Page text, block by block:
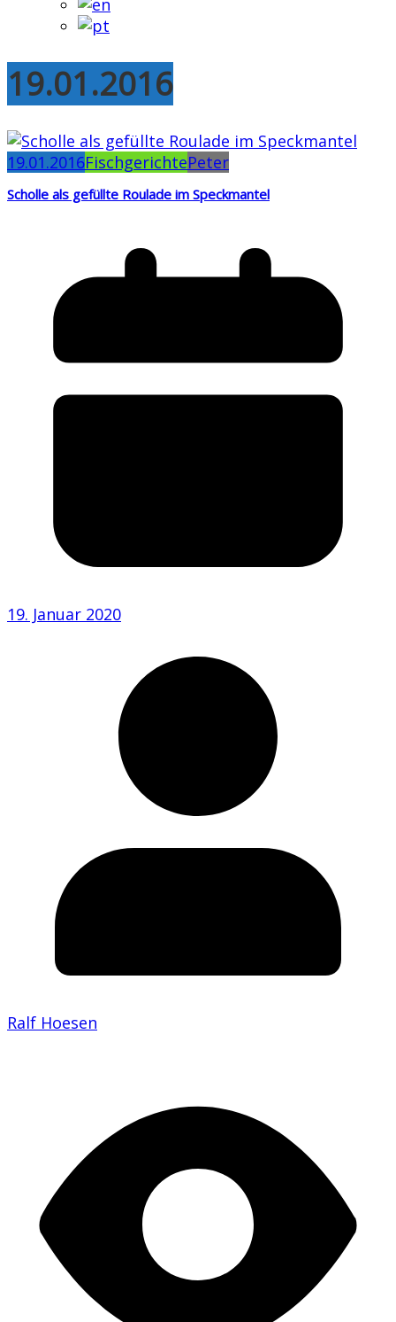
19.01.2016
19.01.2016FischgerichtePeter
Scholle als gefüllte Roulade im Speckmantel
19. Januar 2020
Ralf Hoesen